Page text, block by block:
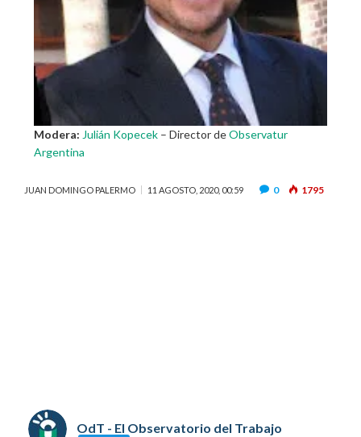
Modera: Julián Kopecek – Director deObservatur
Argentina
JUAN DOMINGO PALERMO 11 AGOSTO, 2020, 00:59 0 1795
OdT - El Observatorio del Trabajo